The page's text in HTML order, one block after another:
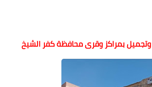
بمراكز وقرى محافظة كفر الشيخ